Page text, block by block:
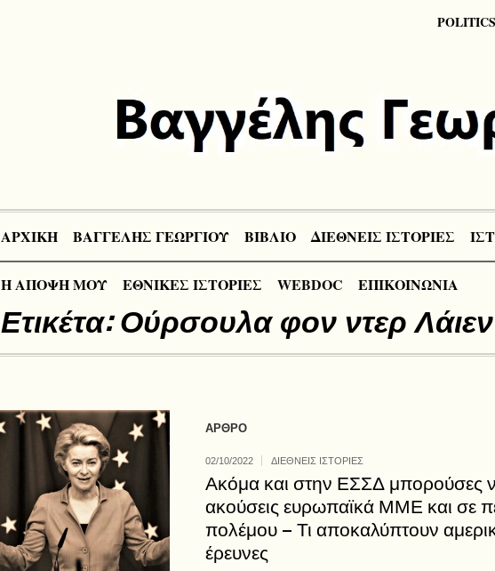
POLITICS
ΑΡΧΙΚΗ ΒΑΓΓΕΛΗΣ ΓΕΩΡΓΙΟΥ ΒΙΒΛΙΟ ΔΙΕΘΝΕΙΣ ΙΣΤΟΡΙΕΣ
Η ΑΠΟΨΗ ΜΟΥ ΕΘΝΙΚΕΣ ΙΣΤΟΡΙΕΣ WEBDOC ΕΠΙΚΟΙΝΩΝΙΑ
Ετικέτα:Ούρσουλα φον ντερ Λάιεν
ΑΡΘΡΟ
02/10/2022 ΔΙΕΘΝΕΙΣ ΙΣΤΟΡΙΕΣ
Ακόμα και στην ΕΣΣΔ μπορούσες
ακούσεις ευρωπαϊκά ΜΜΕ και σε
πολέμου – Τι αποκαλύπτουν
έρευνες